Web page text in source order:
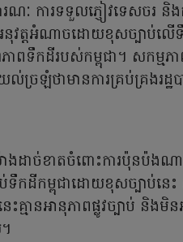
ណៈ ការទទួលភ្ញៀវទេសចរ និ
នុវត្តអំណាចដោយខុសច្បាប់លើ
ពទឹកដីរបស់កម្ពុជា។ សកម្ម
ច្រឡំថាមានការគ្រប់គ្រងរដ្
ាច់ខាតចំពោះការប៉ុនប៉ងណាមួយ
ប់ទឹកដីកម្ពុជាដោយខុសច្បាប់ន
ះគ្មានអានុភាពផ្លូវច្បាប់ និង